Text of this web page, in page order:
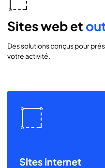
Sites web et
Des solutions conçus pour
votre activité.
Sites internet